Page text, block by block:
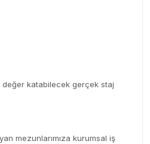
katabilecek gerçek staj
mezunlarımıza kurumsal iş